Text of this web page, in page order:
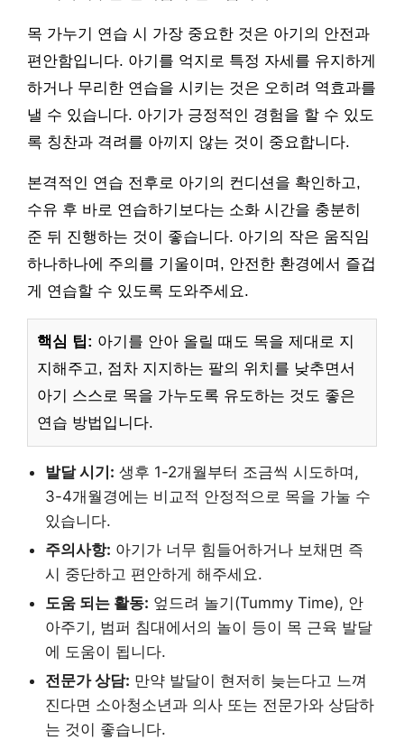
목 가누기 연습 시 가장 중요한 것은 아기의 안전과
편안함입니다. 아기를 억지로 특정 자세를 유지하게
하거나 무리한 연습을 시키는 것은 오히려 역효과를
낼 수 있습니다. 아기가 긍정적인 경험을 할 수 있도
록 칭찬과 격려를 아끼지 않는 것이 중요합니다.
본격적인 연습 전후로 아기의 컨디션을 확인하고,
수유 후 바로 연습하기보다는 소화 시간을 충분히
준 뒤 진행하는 것이 좋습니다. 아기의 작은 움직임
하나하나에 주의를 기울이며, 안전한 환경에서 즐겁
게 연습할 수 있도록 도와주세요.
핵심 팁: 아기를 안아 올릴 때도 목을 제대로 지
지해주고, 점차 지지하는 팔의 위치를 낮추면서
아기 스스로 목을 가누도록 유도하는 것도 좋은
연습 방법입니다.
발달 시기: 생후 1-2개월부터 조금씩 시도하며,
3-4개월경에는 비교적 안정적으로 목을 가눌 수
있습니다.
주의사항: 아기가 너무 힘들어하거나 보채면 즉
시 중단하고 편안하게 해주세요.
도움 되는 활동: 엎드려 놀기(Tummy Time), 안
아주기, 범퍼 침대에서의 놀이 등이 목 근육 발달
에 도움이 됩니다.
전문가 상담: 만약 발달이 현저히 늦는다고 느껴
진다면 소아청소년과 의사 또는 전문가와 상담하
는 것이 좋습니다.